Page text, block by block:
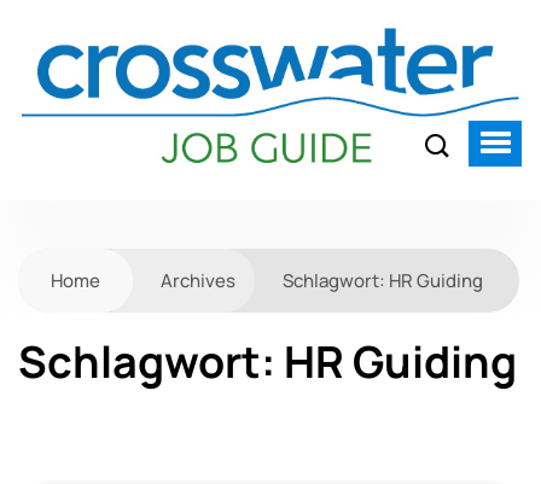
Home Archives Schlagwort: HR Guiding
Schlagwort: HR Guiding